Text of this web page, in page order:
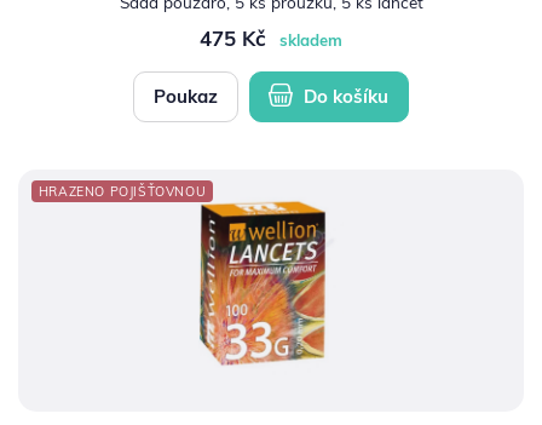
475 Kč skladem
Poukaz Do košíku
HRAZENO POJIŠŤOVNOU